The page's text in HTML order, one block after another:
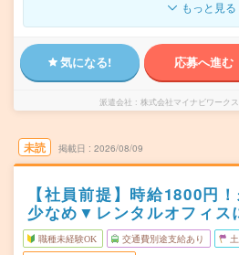
もっと見る
気になる! 応募へ進む
派遣会社 株式会社マイナビワーク
未読 掲載日 2026/08/09
【社員前提】時給1800円
少なめ▼レンタルオフィス
職種未経験OK 交通費別途支給あり